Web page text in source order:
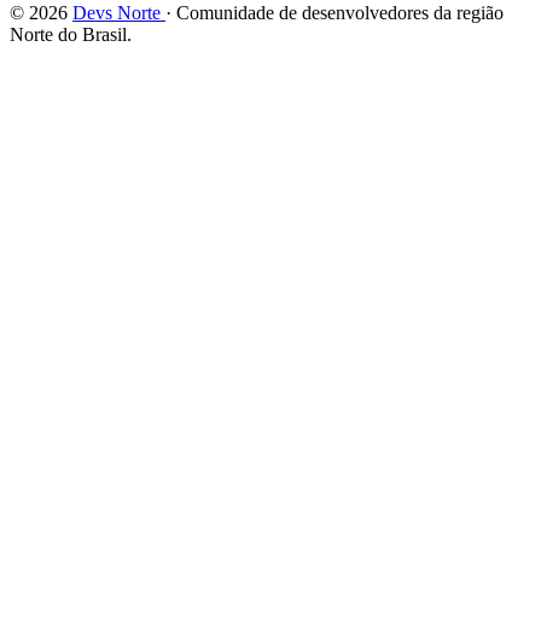
© 2026 Devs Norte · Comunidade de desenvolvedores da região
Norte do Brasil.